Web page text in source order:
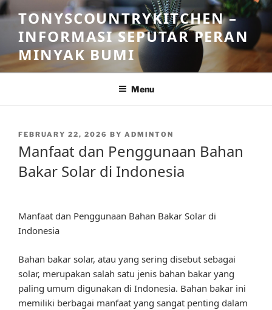
Skip
to
content
TONYSCOUNTRYKITCHEN –
INFORMASI SEPUTAR PERAN
MINYAK BUMI
Menu
POSTED
FEBRUARY 22, 2026 BY ADMINTON
Manfaat dan Penggunaan Bahan
Bakar Solar di Indonesia
Manfaat dan Penggunaan Bahan Bakar Solar di
Indonesia
Bahan bakar solar, atau yang sering disebut sebagai
solar, merupakan salah satu jenis bahan bakar yang
paling umum digunakan di Indonesia. Bahan bakar ini
memiliki berbagai manfaat yang sangat penting dalam